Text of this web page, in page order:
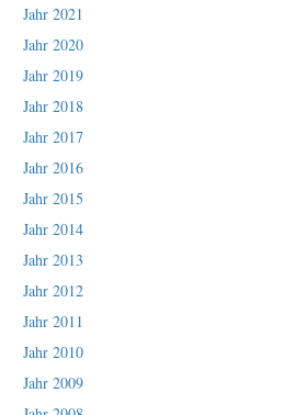
Jahr 2021
Jahr 2020
Jahr 2019
Jahr 2018
Jahr 2017
Jahr 2016
Jahr 2015
Jahr 2014
Jahr 2013
Jahr 2012
Jahr 2011
Jahr 2010
Jahr 2009